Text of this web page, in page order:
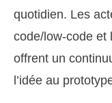
quotidien. Les
code/low-code et
offrent un
l’idée au